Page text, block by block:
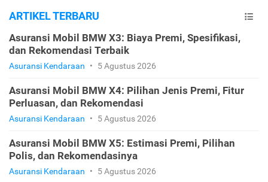
ARTIKEL TERBARU
Asuransi Mobil BMW X3: Biaya Premi, Spesifikasi,
dan Rekomendasi Terbaik
Asuransi Kendaraan • 5 Agustus 2026
Asuransi Mobil BMW X4: Pilihan Jenis Premi, Fitur
Perluasan, dan Rekomendasi
Asuransi Kendaraan • 5 Agustus 2026
Asuransi Mobil BMW X5: Estimasi Premi, Pilihan
Polis, dan Rekomendasinya
Asuransi Kendaraan • 5 Agustus 2026